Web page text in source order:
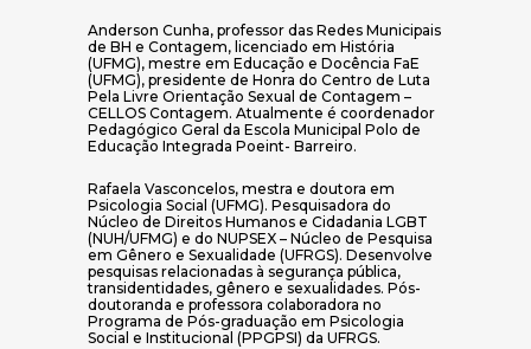
Anderson Cunha, professor das Redes Municipais
de BH e Contagem, licenciado em História
(UFMG), mestre em Educação e Docência FaE
(UFMG), presidente de Honra do Centro de Luta
Pela Livre Orientação Sexual de Contagem –
CELLOS Contagem. Atualmente é coordenador
Pedagógico Geral da Escola Municipal Polo de
Educação Integrada Poeint- Barreiro.
Rafaela Vasconcelos, mestra e doutora em
Psicologia Social (UFMG). Pesquisadora do
Núcleo de Direitos Humanos e Cidadania LGBT
(NUH/UFMG) e do NUPSEX – Núcleo de Pesquisa
em Gênero e Sexualidade (UFRGS). Desenvolve
pesquisas relacionadas à segurança pública,
transidentidades, gênero e sexualidades. Pós-
doutoranda e professora colaboradora no
Programa de Pós-graduação em Psicologia
Social e Institucional (PPGPSI) da UFRGS.